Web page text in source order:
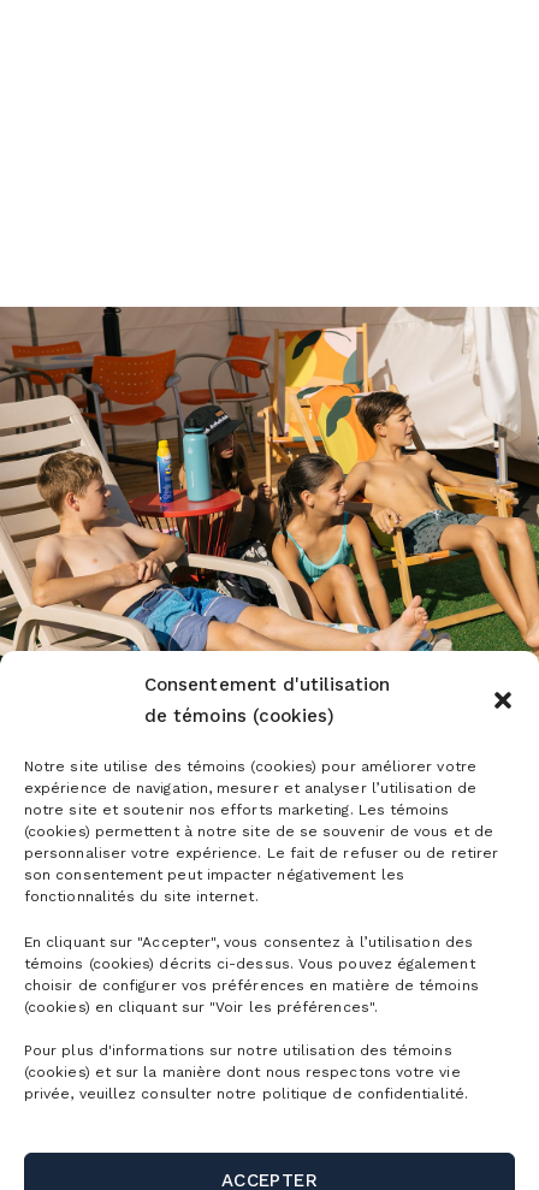
Consentement d'utilisation
de témoins (cookies)
Notre site utilise des témoins (cookies) pour améliorer votre
expérience de navigation, mesurer et analyser l’utilisation de
notre site et soutenir nos efforts marketing. Les témoins
(cookies) permettent à notre site de se souvenir de vous et de
personnaliser votre expérience. Le fait de refuser ou de retirer
son consentement peut impacter négativement les
fonctionnalités du site internet.
En cliquant sur "Accepter", vous consentez à l’utilisation des
témoins (cookies) décrits ci-dessus. Vous pouvez également
choisir de configurer vos préférences en matière de témoins
(cookies) en cliquant sur "Voir les préférences".
Pour plus d'informations sur notre utilisation des témoins
(cookies) et sur la manière dont nous respectons votre vie
privée, veuillez consulter notre politique de confidentialité.
ACCEPTER
ABONNEMENTS ET BILLETS PARC
AQUATIQUE
Le Parc aquatique, c’est un tsunami de plaisir!
C’est l’endroit par excellence pour se rafraîchir
dans l’eau, mais aussi pour profiter des attraits de
votre maillot, mais n’oubliez pas vos espadrilles!
En savoir plus